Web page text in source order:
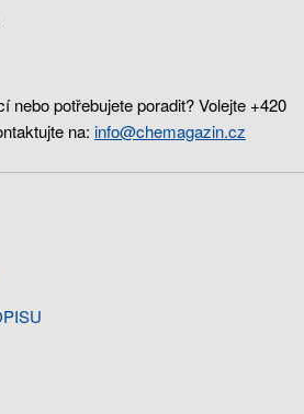
nebo potřebujete poradit? Volejte +420
na: info@chemagazin.cz